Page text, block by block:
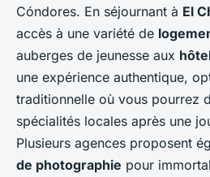
Cóndores. En séjournant à El
accès à une variété de
auberges de jeunesse aux
une expérience authentique,
traditionnelle où vous pourrez
spécialités locales après une
Plusieurs agences proposent
de photographie pour